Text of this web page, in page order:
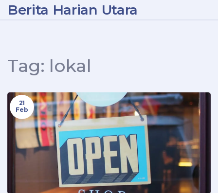
Berita Harian Utara
Tag: lokal
21
Feb